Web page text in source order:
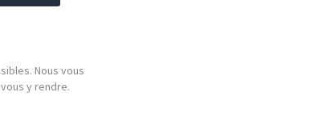
Nous vous
y rendre.